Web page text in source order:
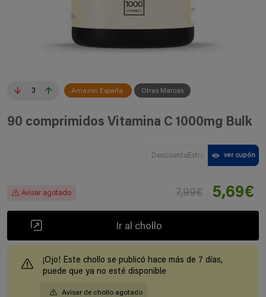
3 Amazon España Otras Marcas
90 comprimidos Vitamina C 1000mg Bulk
DescuentoExtra ver cupón
Avisar agotado 7,99€ 5,69€
Ir al chollo
¡Ojo! Este chollo se publicó hace más de 7 días,
puede que ya no esté disponible
Avisar de chollo agotado